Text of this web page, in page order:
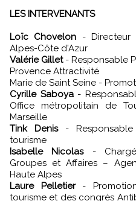
LES INTERVENANTS
Loïc Chovelon - Directeur
Alpes-Côte d'Azur
Valérie Gillet - Responsable
Provence Attractivité
Marie de Saint Seine -
Cyrille Saboya-
Office métropolitain de
Marseille
Tink Denis-
tourisme
Isabelle Nicolas -
Groupes et Affaires –
Haute Alpes
Laure Pelletier-
tourisme et des congrès